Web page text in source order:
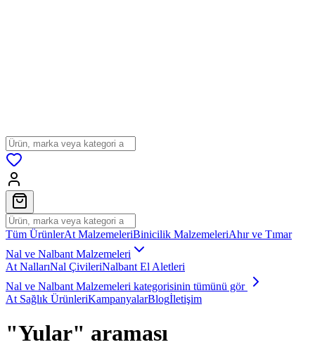
Tüm ÜrünlerAt MalzemeleriBinicilik MalzemeleriAhır ve Tımar
Nal ve Nalbant Malzemeleri
At NallarıNal ÇivileriNalbant El Aletleri
Nal ve Nalbant Malzemeleri kategorisinin tümünü gör
At Sağlık ÜrünleriKampanyalarBlogİletişim
"Yular" araması